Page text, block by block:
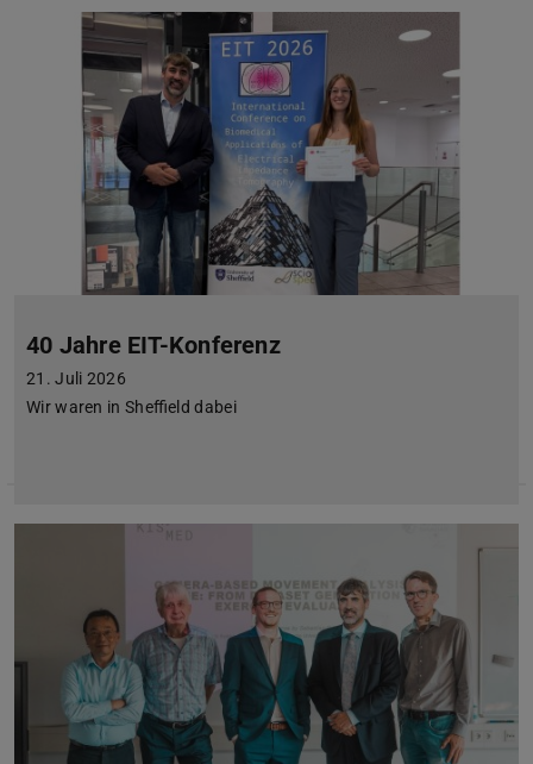
40 Jahre EIT-Konferenz
21. Juli 2026
Wir waren in Sheffield dabei